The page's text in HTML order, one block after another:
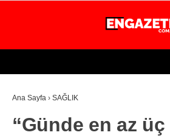
GÜNDEM
EKONOMİ
Ana Sayfa › SAĞLIK
“Günde en az üç